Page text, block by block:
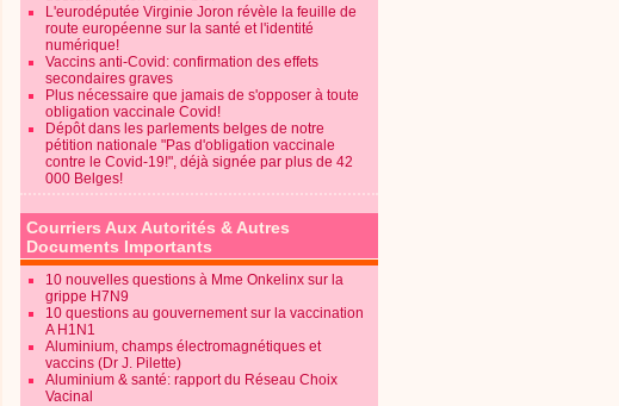
L'eurodéputée Virginie Joron révèle la feuille de
route européenne sur la santé et l'identité
numérique!
Vaccins anti-Covid: confirmation des effets
secondaires graves
Plus nécessaire que jamais de s'opposer à toute
obligation vaccinale Covid!
Dépôt dans les parlements belges de notre
pétition nationale "Pas d'obligation vaccinale
contre le Covid-19!", déjà signée par plus de 42
000 Belges!
Courriers Aux Autorités & Autres
Documents Importants
10 nouvelles questions à Mme Onkelinx sur la
grippe H7N9
10 questions au gouvernement sur la vaccination
A H1N1
Aluminium, champs électromagnétiques et
vaccins (Dr J. Pilette)
Aluminium & santé: rapport du Réseau Choix
Vacinal